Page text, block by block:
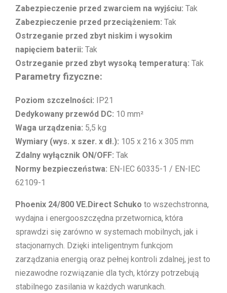
Zabezpieczenie przed zwarciem na wyjściu: Tak
Zabezpieczenie przed przeciążeniem: Tak
Ostrzeganie przed zbyt niskim i wysokim
napięciem baterii: Tak
Ostrzeganie przed zbyt wysoką temperaturą: Tak
Parametry fizyczne:
Poziom szczelności: IP21
Dedykowany przewód DC: 10 mm²
Waga urządzenia: 5,5 kg
Wymiary (wys. x szer. x dł.): 105 x 216 x 305 mm
Zdalny wyłącznik ON/OFF: Tak
Normy bezpieczeństwa: EN-IEC 60335-1 / EN-IEC
62109-1
Phoenix 24/800 VE.Direct Schuko to wszechstronna,
wydajna i energooszczędna przetwornica, która
sprawdzi się zarówno w systemach mobilnych, jak i
stacjonarnych. Dzięki inteligentnym funkcjom
zarządzania energią oraz pełnej kontroli zdalnej, jest to
niezawodne rozwiązanie dla tych, którzy potrzebują
stabilnego zasilania w każdych warunkach.